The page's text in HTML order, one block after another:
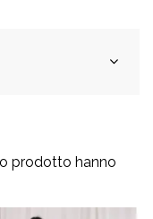
prodotto hanno